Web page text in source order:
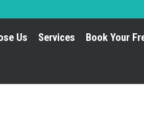
Us Services Book Your